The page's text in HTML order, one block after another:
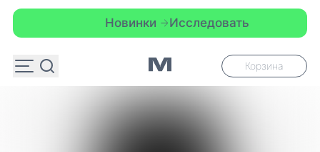
Новинки Исследовать
Корзина